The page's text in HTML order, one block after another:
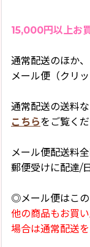
15,000円以上お
通常配送のほか、
メール便（クリ
通常配送の送料
こちらをご覧くだ
メール便配送料
郵便受けに配達/
◎メール便はこの
他の商品もお買
場合は通常配送を